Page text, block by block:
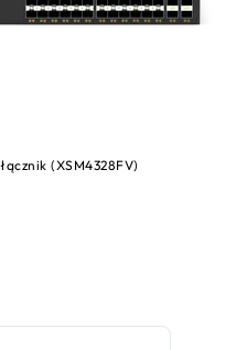
(XSM4328FV)